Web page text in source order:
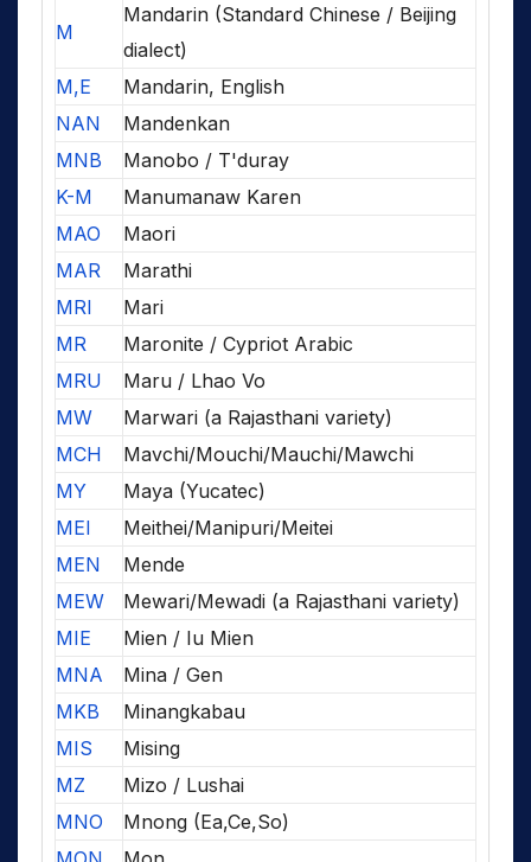
M
Mandarin (Standard Chinese / Beijing
dialect)
M,E
Mandarin, English
NAN
Mandenkan
MNB
Manobo / T'duray
K-M
Manumanaw Karen
MAO
Maori
MAR
Marathi
MRI
Mari
MR
Maronite / Cypriot Arabic
MRU
Maru / Lhao Vo
MW
Marwari (a Rajasthani variety)
MCH
Mavchi/Mouchi/Mauchi/Mawchi
MY
Maya (Yucatec)
MEI
Meithei/Manipuri/Meitei
MEN
Mende
MEW
Mewari/Mewadi (a Rajasthani variety)
MIE
Mien / Iu Mien
MNA
Mina / Gen
MKB
Minangkabau
MIS
Mising
MZ
Mizo / Lushai
MNO
Mnong (Ea,Ce,So)